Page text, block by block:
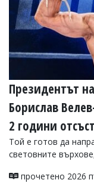
Президентът
Борислав
2 години
Той е готов да
световните
прочетено 2026